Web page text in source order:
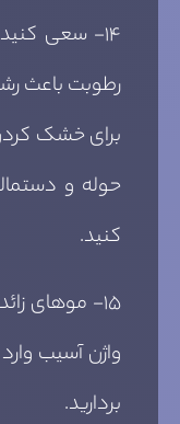
۱۴- سعی
رطوبت باعث
برای خشک
حوله و
کنید.
۱۵- موهای
واژن آسیب
بردارید.